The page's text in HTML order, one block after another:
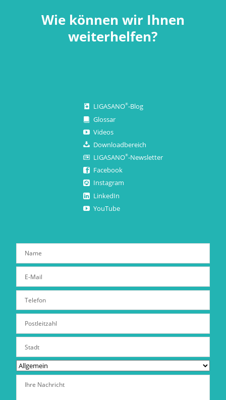
Wie können wir Ihnen
weiterhelfen?
LIGASANO®-Blog
Glossar
Videos
Downloadbereich
LIGASANO®-Newsletter
Facebook
Instagram
LinkedIn
YouTube